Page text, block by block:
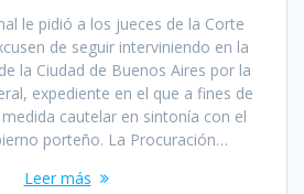
le pidió a los jueces de la Corte
de seguir interviniendo en la
la Ciudad de Buenos Aires por la
expediente en el que a fines de
cautelar en sintonía con el
porteño. La Procuración…
Leer más